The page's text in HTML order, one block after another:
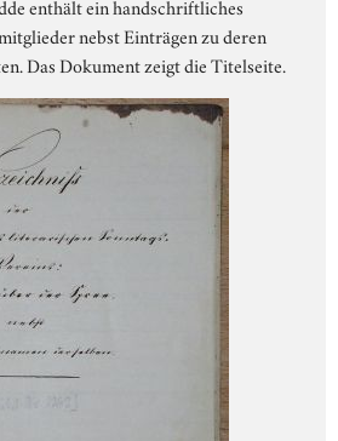
enthält ein handschriftliches
nebst Einträgen zu deren
Das Dokument zeigt die Titelseite.